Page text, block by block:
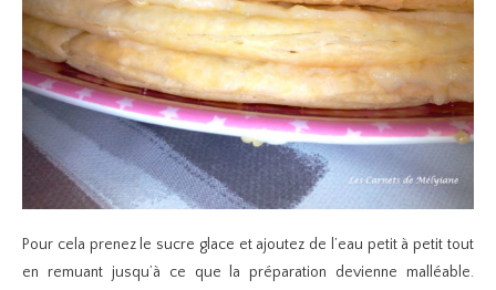
Pour cela prenez le sucre glace et ajoutez de l’eau petit à petit tout
en remuant jusqu’à ce que la préparation devienne malléable.